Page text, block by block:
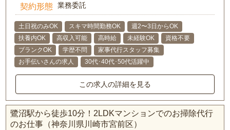
契約形態 業務委託
土日祝のみOK スキマ時間勤務OK
週2〜3日からOK
扶養内OK
高収入可能 高時給 未経験OK
資格不要
ブランクOK
学歴不問
家事代行スタッフ募集
お手伝いさんの求人
30代･40代･50代活躍中
この求人の詳細を見る
鷺沼駅から徒歩10分！2LDKマンションでのお掃除代行
のお仕事（神奈川県川崎市宮前区）